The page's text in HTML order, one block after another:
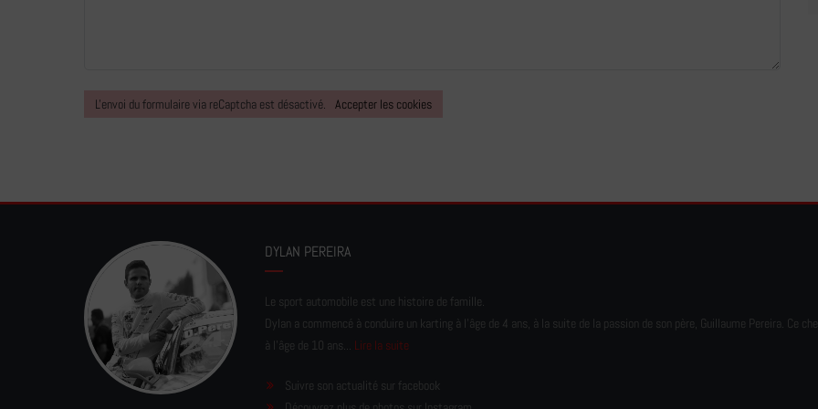
L'envoi du formulaire via reCaptcha est désactivé. Accepter les cookies
DYLAN PEREIRA
Le sport automobile est une histoire de famille.
Dylan a commencé à conduire un karting à l’âge de 4 ans, à la suite de la passion de son père, Guillaume Pereira. Ce
à l'âge de 10 ans... Lire la suite
Suivre son actualité sur facebook